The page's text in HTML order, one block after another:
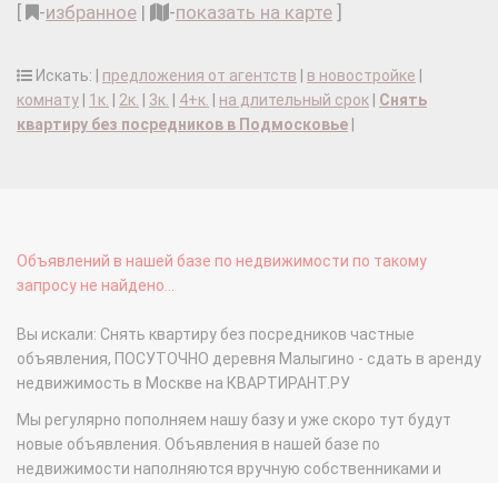
-избранное | -показать на карте
Искать: | предложения от агентств в новостройке
комнату
1к. 2к. 3к. 4+к. на длительный срок
Снять
квартиру без посредников в Подмосковье
Объявлений в нашей базе по недвижимости по такому
запросу не найдено...
Вы искали: Снять квартиру без посредников частные
объявления, ПОСУТОЧНО деревня Малыгино - сдать в аренду
недвижимость в Москве на КВАРТИРАНТ.РУ
Мы регулярно пополняем нашу базу и уже скоро тут будут
новые объявления. Объявления в нашей базе по
недвижимости наполняются вручную собственниками и